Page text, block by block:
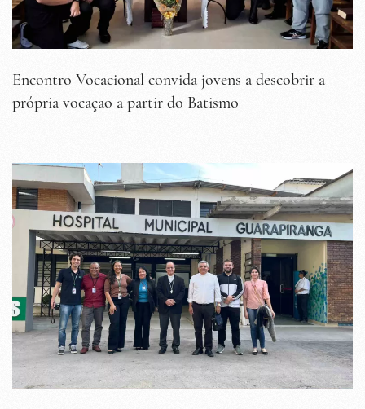
Encontro Vocacional convida jovens a descobrir a
própria vocação a partir do Batismo